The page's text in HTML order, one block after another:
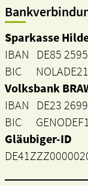
Sparkasse
IBAN DE85
BIC
Volksbank
IBAN DE23
BIC
Gläubiger-ID